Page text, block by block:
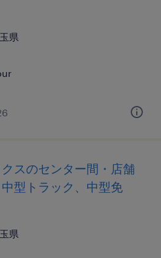
県
スのセンター間・店舗
型トラック、中型免
県